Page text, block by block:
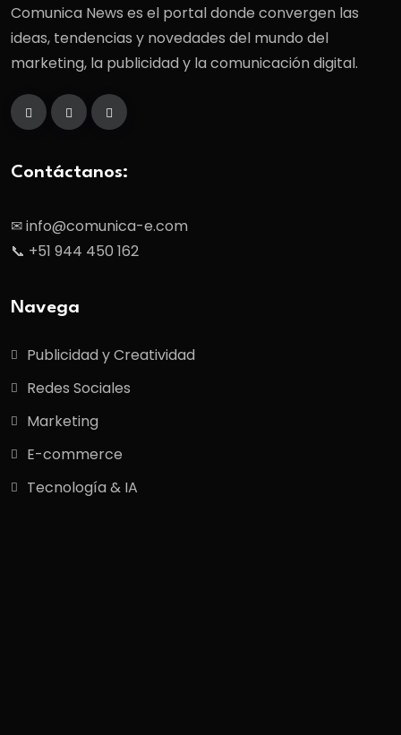
Comunica News es el portal donde convergen las
ideas, tendencias y novedades del mundo del
marketing, la publicidad y la comunicación digital.
Contáctanos:
✉ info@comunica-e.com
📞 +51 944 450 162
Navega
Publicidad y Creatividad
Redes Sociales
Marketing
E-commerce
Tecnología & IA